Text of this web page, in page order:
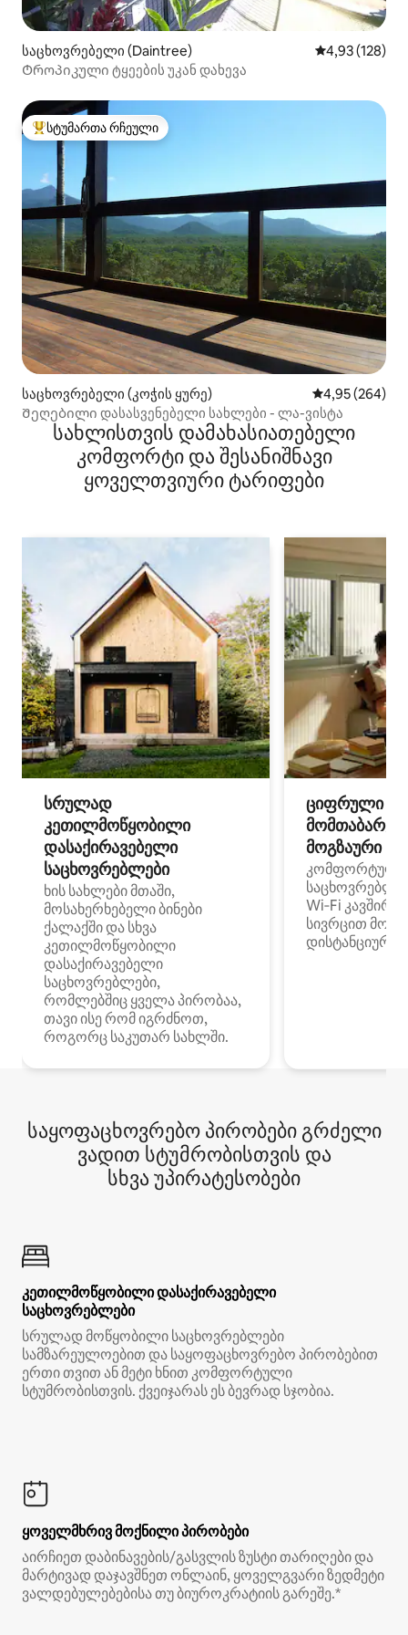
საცხოვრებელი (Daintree) საშუალო
4,93 (128)
Ტროპიკული ტყეების უკან დახევა
სტუმართა რჩეული მოწინავე ვარიანტი
სტუმართა რჩეული
საცხოვრებელი (კოჭის ყურე) საშუალო
4,95 (264)
Შეღებილი დასასვენებელი სახლები - ლა-ვისტა
სახლისთვის დამახასიათებელი
კომფორტი და შესანიშნავი
ყოველთვიური ტარიფები
სრულად
კეთილმოწყობილი
დასაქირავებელი
საცხოვრებლები
ხის სახლები მთაში,
მოსახერხებელი ბინები
ქალაქში და სხვა
კეთილმოწყობილი
დასაქირავებელი
საცხოვრებლები,
რომლებშიც ყველა პირობაა,
თავი ისე რომ იგრძნოთ,
როგორც საკუთარ სახლში.
ციფრული
მოგზაური
კომფორტული
Wi‑Fi
სივრცით
დისტანციური
საყოფაცხოვრებო პირობები გრძელი
ვადით სტუმრობისთვის და
სხვა უპირატესობები
კეთილმოწყობილი დასაქირავებელი
საცხოვრებლები
სრულად მოწყობილი საცხოვრებლები
სამზარეულოებით და საყოფაცხოვრებო პირობებით
ერთი თვით ან მეტი ხნით კომფორტული
სტუმრობისთვის. ქვეიჯარას ეს ბევრად სჯობია.
ყოველმხრივ მოქნილი პირობები
აირჩიეთ დაბინავების/გასვლის ზუსტი თარიღები და
მარტივად დაჯავშნეთ ონლაინ, ყოველგვარი ზედმეტი
ვალდებულებებისა თუ ბიუროკრატიის გარეშე.*